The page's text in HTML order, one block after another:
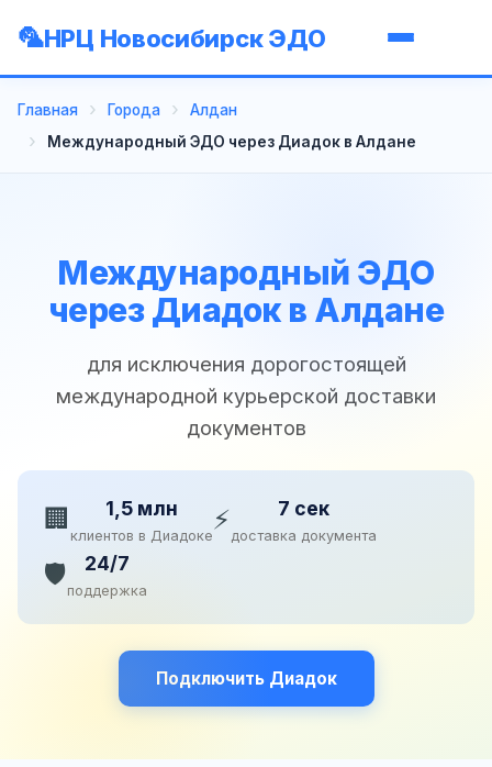
НРЦ Новосибирск ЭДО
Главная Города
Алдан
Международный ЭДО через Диадок в Алдане
Международный ЭДО
через Диадок в Алдане
для исключения дорогостоящей
международной курьерской доставки
документов
🏢 1,5 млн
клиентов в Диадоке⚡ 7 сек
доставка документа
🛡️ 24/7
поддержка
Подключить Диадок